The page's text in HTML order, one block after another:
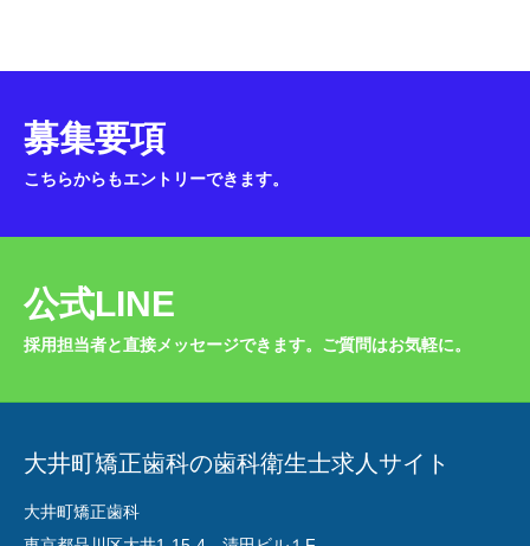
募集要項
こちらからもエントリーできます。
公式LINE
採用担当者と直接メッセージできます。ご質問はお気軽に。
大井町矯正歯科の歯科衛生士求人サイト
大井町矯正歯科